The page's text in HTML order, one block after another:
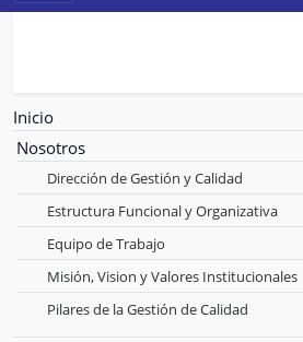
Inicio
Nosotros
Dirección de Gestión y Calidad
Estructura Funcional y Organizativa
Equipo de Trabajo
Misión, Vision y Valores Institucionales
Pilares de la Gestión de Calidad